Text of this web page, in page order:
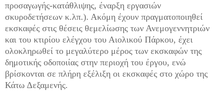
προσαγωγής-κατάθλιψης, έναρξη εργασιών
σκυροδετήσεων κ.λπ.). Ακόμη έχουν πραγματοποιηθεί
εκσκαφές στις θέσεις θεμελίωσης των Ανεμογεννητριών
και του κτιρίου ελέγχου του Αιολικού Πάρκου, έχει
ολοκληρωθεί το μεγαλύτερο μέρος των εκσκαφών της
δημοτικής οδοποιίας στην περιοχή του έργου, ενώ
βρίσκονται σε πλήρη εξέλιξη οι εκσκαφές στο χώρο της
Κάτω Δεξαμενής.